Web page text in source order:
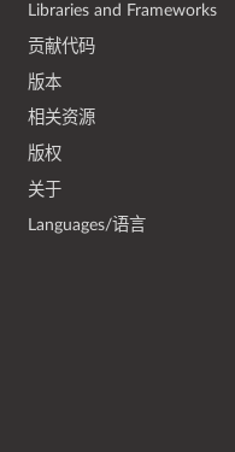
Libraries and Frameworks
贡献代码
版本
相关资源
版权
关于
Languages/语言